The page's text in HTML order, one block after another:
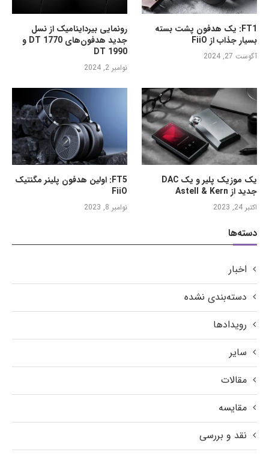
رونمایی بیرداینامیک از نسل
جدید هدفون‌های DT 1770 و
DT 1990
نوامبر 2, 2024
FT1: یک هدفون پشت بسته
بسیار جذاب از FiiO
آگوست 27, 2024
FT5: اولین هدفون پلینر مگنتیک
FiiO
نوامبر 8, 2023
یک موزیک پلیر و یک DAC
جدید از Astell & Kern
اکتبر 24, 2023
دسته‌ها
اخبار
دسته‌بندی نشده
رویدادها
سایر
مقالات
مقایسه
نقد و بررسی